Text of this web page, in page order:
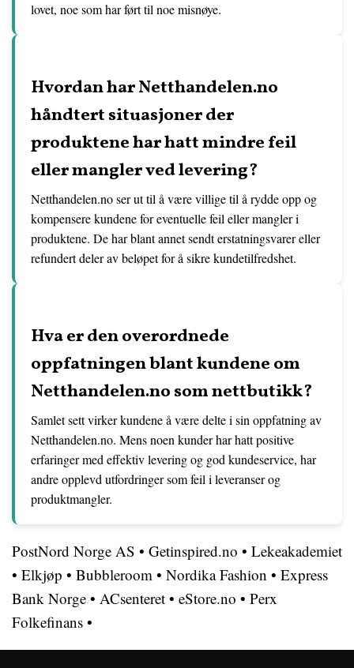
lovet, noe som har ført til noe misnøye.
Hvordan har Netthandelen.no
håndtert situasjoner der
produktene har hatt mindre feil
eller mangler ved levering?
Netthandelen.no ser ut til å være villige til å rydde opp og
kompensere kundene for eventuelle feil eller mangler i
produktene. De har blant annet sendt erstatningsvarer eller
refundert deler av beløpet for å sikre kundetilfredshet.
Hva er den overordnede
oppfatningen blant kundene om
Netthandelen.no som nettbutikk?
Samlet sett virker kundene å være delte i sin oppfatning av
Netthandelen.no. Mens noen kunder har hatt positive
erfaringer med effektiv levering og god kundeservice, har
andre opplevd utfordringer som feil i leveranser og
produktmangler.
PostNord Norge AS • Getinspired.no • Lekeakademiet
• Elkjøp • Bubbleroom • Nordika Fashion • Express
Bank Norge • ACsenteret • eStore.no • Perx
Folkefinans •